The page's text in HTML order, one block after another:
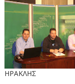
ΗΡΑΚΛΗΣ